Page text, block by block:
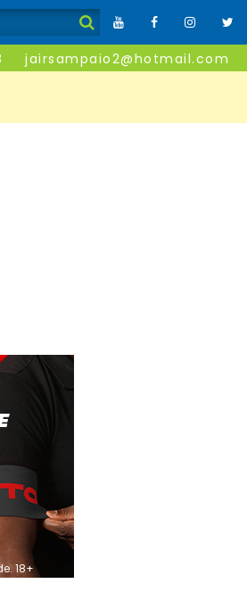
jairsampaio2@hotmail.com
18+